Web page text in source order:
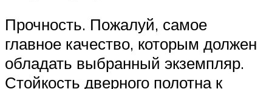
Прочность. Пожалуй, самое
главное качество, которым должен
обладать выбранный экземпляр.
Стойкость дверного полотна к